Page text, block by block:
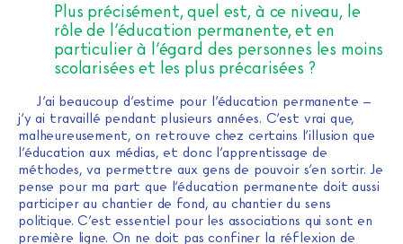
Plus précisément, quel est, à ce niveau, le
rôle de l’éducation permanente, et en
particulier à l’égard des personnes les moins
scolarisées et les plus précarisées ?
J’ai beaucoup d’estime pour l’éducation permanente –
j’y ai travaillé pendant plusieurs années. C’est vrai que,
malheureusement, on retrouve chez certains l’illusion que
l’éducation aux médias, et donc l’apprentissage de
méthodes, va permettre aux gens de pouvoir s’en sortir. Je
pense pour ma part que l’éducation permanente doit aussi
participer au chantier de fond, au chantier du sens
politique. C’est essentiel pour les associations qui sont en
première ligne. On ne doit pas confiner la réflexion de